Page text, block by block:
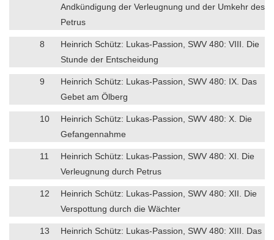
Andkündigung der Verleugnung und der Umkehr des
Petrus
8
Heinrich Schütz: Lukas-Passion, SWV 480: VIII. Die
Stunde der Entscheidung
9
Heinrich Schütz: Lukas-Passion, SWV 480: IX. Das
Gebet am Ölberg
10
Heinrich Schütz: Lukas-Passion, SWV 480: X. Die
Gefangennahme
11
Heinrich Schütz: Lukas-Passion, SWV 480: XI. Die
Verleugnung durch Petrus
12
Heinrich Schütz: Lukas-Passion, SWV 480: XII. Die
Verspottung durch die Wächter
13
Heinrich Schütz: Lukas-Passion, SWV 480: XIII. Das